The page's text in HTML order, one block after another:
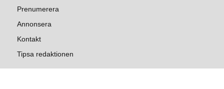
Prenumerera
Annonsera
Kontakt
Tipsa redaktionen